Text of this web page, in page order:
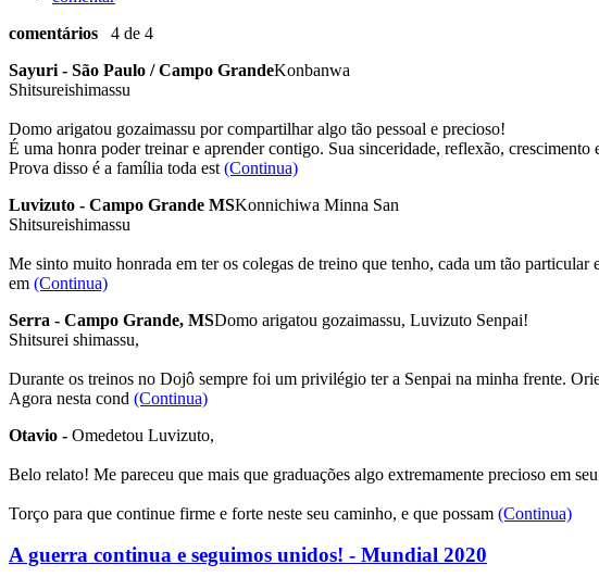
comentários 4 de 4
Sayuri - São Paulo / Campo GrandeKonbanwa
Shitsureishimassu
Domo arigatou gozaimassu por compartilhar algo tão pessoal e precioso!
É uma honra poder treinar e aprender contigo. Sua sinceridade, reflexão, crescimento
Prova disso é a família toda est (Continua)
Luvizuto - Campo Grande MSKonnichiwa Minna San
Shitsureishimassu
Me sinto muito honrada em ter os colegas de treino que tenho, cada um tão particular
em (Continua)
Serra - Campo Grande, MSDomo arigatou gozaimassu, Luvizuto Senpai!
Shitsurei shimassu,
Durante os treinos no Dojô sempre foi um privilégio ter a Senpai na minha frente.
Agora nesta cond (Continua)
Otavio - Omedetou Luvizuto,
Belo relato! Me pareceu que mais que graduações algo extremamente precioso em
Torço para que continue firme e forte neste seu caminho, e que possam (Continua)
A guerra continua e seguimos unidos! - Mundial 2020